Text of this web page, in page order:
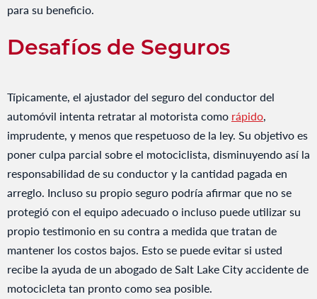
para su beneficio.
Desafíos de Seguros
Típicamente, el ajustador del seguro del conductor del
automóvil intenta retratar al motorista como rápido,
imprudente, y menos que respetuoso de la ley. Su objetivo es
poner culpa parcial sobre el motociclista, disminuyendo así la
responsabilidad de su conductor y la cantidad pagada en
arreglo. Incluso su propio seguro podría afirmar que no se
protegió con el equipo adecuado o incluso puede utilizar su
propio testimonio en su contra a medida que tratan de
mantener los costos bajos. Esto se puede evitar si usted
recibe la ayuda de un abogado de Salt Lake City accidente de
motocicleta tan pronto como sea posible.